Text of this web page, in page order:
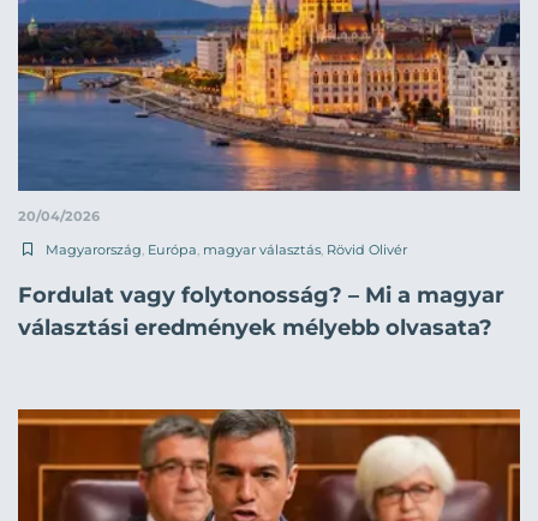
20/04/2026
Magyarország Európa magyar választás Rövid Olivér
Fordulat vagy folytonosság? – Mi a magyar
választási eredmények mélyebb olvasata?